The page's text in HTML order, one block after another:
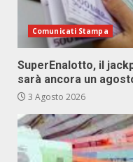
Comunicati Stampa
SuperEnalotto, il
sarà ancora un
3 Agosto 2026